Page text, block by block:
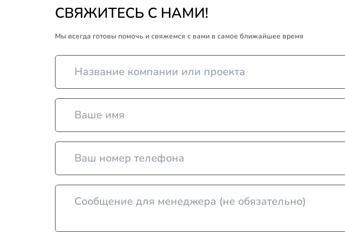
СВЯЖИТЕСЬ С НАМИ!
Мы всегда готовы помочь и свяжемся с вами в самое ближайшее время